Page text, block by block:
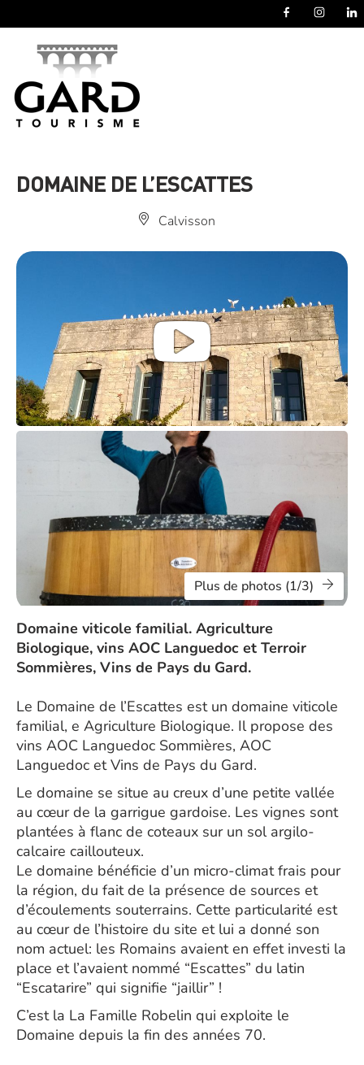
DOMAINE DE L’ESCATTES
Calvisson
Plus de photos (1/3)
Domaine viticole familial. Agriculture
Biologique, vins AOC Languedoc et Terroir
Sommières, Vins de Pays du Gard.
Le Domaine de l’Escattes est un domaine viticole
familial, e Agriculture Biologique. Il propose des
vins AOC Languedoc Sommières, AOC
Languedoc et Vins de Pays du Gard.
Le domaine se situe au creux d’une petite vallée
au cœur de la garrigue gardoise. Les vignes sont
plantées à flanc de coteaux sur un sol argilo-
calcaire caillouteux.
Le domaine bénéficie d’un micro-climat frais pour
la région, du fait de la présence de sources et
d’écoulements souterrains. Cette particularité est
au cœur de l’histoire du site et lui a donné son
nom actuel: les Romains avaient en effet investi la
place et l’avaient nommé “Escattes” du latin
“Escatarire” qui signifie “jaillir” !
C’est la La Famille Robelin qui exploite le
Domaine depuis la fin des années 70.